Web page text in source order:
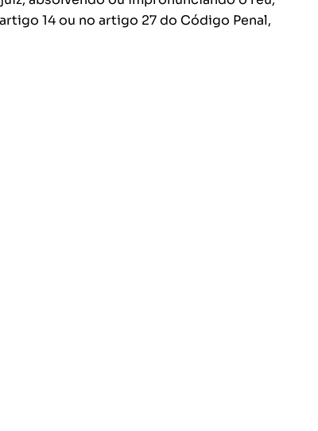
14 ou no artigo 27 do Código Penal,